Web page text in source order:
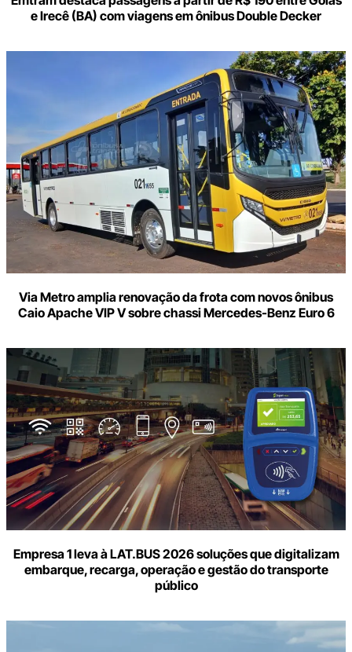
e Irecê (BA) com viagens em ônibus Double Decker
Via Metro amplia renovação da frota com novos ônibus
Caio Apache VIP V sobre chassi Mercedes-Benz Euro 6
Empresa 1 leva à LAT.BUS 2026 soluções que digitalizam
embarque, recarga, operação e gestão do transporte
público